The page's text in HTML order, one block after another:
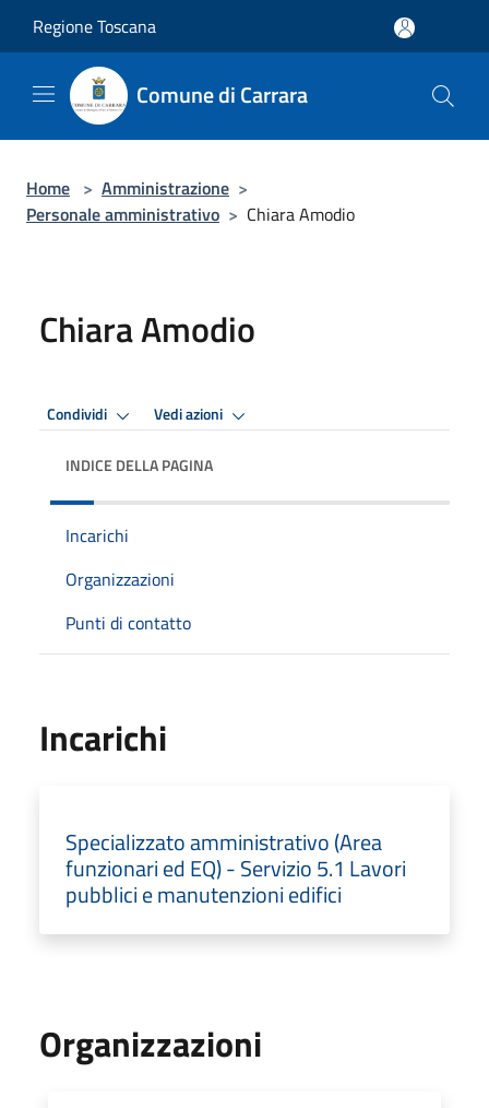
Regione Toscana
Comune di Carrara
Home > Amministrazione >
Personale amministrativo > Chiara Amodio
Chiara Amodio
Condividi Vedi azioni
INDICE DELLA PAGINA
Incarichi
Organizzazioni
Punti di contatto
Incarichi
Specializzato amministrativo (Area
funzionari ed EQ) - Servizio 5.1 Lavori
pubblici e manutenzioni edifici
Organizzazioni